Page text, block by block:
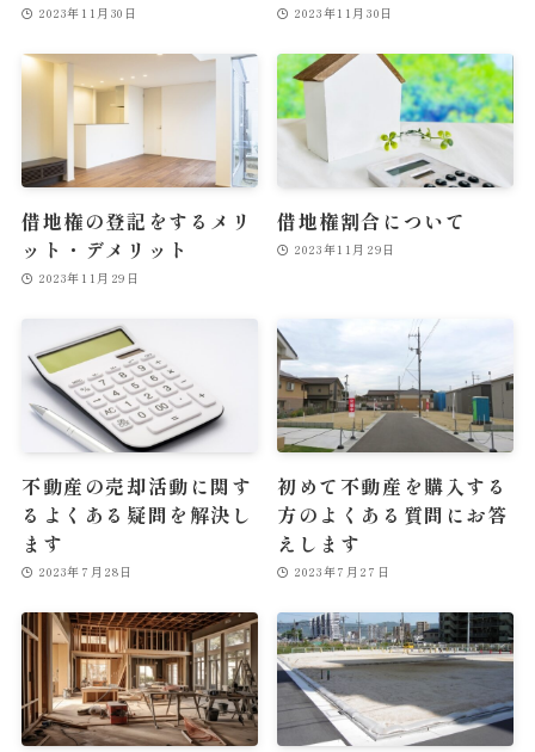
2023年11月30日 2023年11月30日
借地権の登記をするメリ
ット・デメリット
2023年11月29日
借地権割合について
2023年11月29日
不動産の売却活動に関す
るよくある疑問を解決し
ます
2023年7月28日
初めて不動産を購入する
方のよくある質問にお答
えします
2023年7月27日